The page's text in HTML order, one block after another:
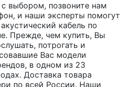
выбором, позвоните нам
и наши эксперты помогут
кабель по
Прежде, чем купить, Вы
потрогать и
Вас модели
в одном из 23
Доставка товара
по всей России. Наши